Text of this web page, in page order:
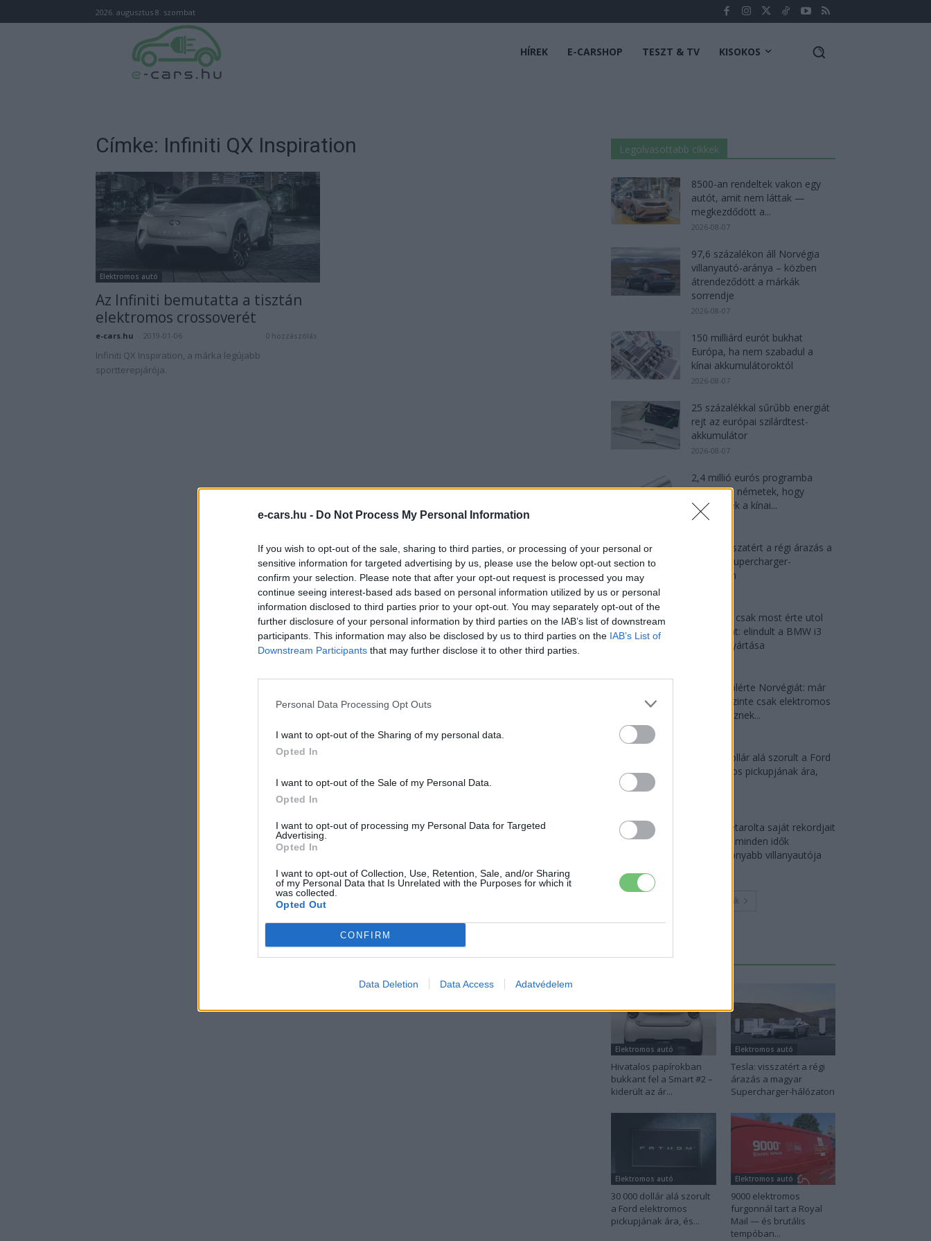
e-cars.hu - Do Not Process My Personal Information
If you wish to opt-out of the sale, sharing to third parties, or processing of your personal or
sensitive information for targeted advertising by us, please use the below opt-out section to
confirm your selection. Please note that after your opt-out request is processed you may
continue seeing interest-based ads based on personal information utilized by us or personal
information disclosed to third parties prior to your opt-out. You may separately opt-out of the
further disclosure of your personal information by third parties on the IAB’s list of downstream
participants. This information may also be disclosed by us to third parties on the IAB’s List of
Downstream Participants that may further disclose it to other third parties.
Personal Data Processing Opt Outs
I want to opt-out of the Sharing of my personal data.
Opted In
I want to opt-out of the Sale of my Personal Data.
Opted In
I want to opt-out of processing my Personal Data for Targeted
Advertising.
Opted In
I want to opt-out of Collection, Use, Retention, Sale, and/or Sharing
of my Personal Data that Is Unrelated with the Purposes for which it
was collected.
Opted Out
CONFIRM
Data Deletion Data Access Adatvédelem
2026. augusztus 8. szombat
HÍREK E-CARSHOP TESZT & TV KISOKOS
Címke: Infiniti QX Inspiration
Elektromos autó
Az Infiniti bemutatta a tisztán
elektromos crossoverét
e-cars.hu 2019-01-06 0 hozzászólás
Infiniti QX Inspiration, a márka legújabb
sportterepjárója.
Legolvasottabb cikkek
8500-an rendeltek vakon egy
autót, amit nem láttak —
megkezdődött a...
2026-08-07
97,6 százalékon áll Norvégia
villanyautó-aránya – közben
átrendeződött a márkák
sorrendje
2026-08-07
150 milliárd eurót bukhat
Európa, ha nem szabadul a
kínai akkumulátoroktól
2026-08-07
25 százalékkal sűrűbb energiát
rejt az európai szilárdtest-
akkumulátor
2026-08-07
2,4 millió eurós programba
kezdtek a németek, hogy
lekörözzék a kínai...
2026-08-07
Tesla: visszatért a régi árazás a
magyar Supercharger-
hálózaton
München csak most érte utol
Debrecent: elindult a BMW i3
sorozatgyártása
Dánia utolérte Norvégiát: már
náluk is szinte csak elektromos
autót vesznek...
30 000 dollár alá szorult a Ford
elektromos pickupjának ára,
Az Audi letarolta saját rekordjait
— készül minden idők
leghatékonyabb villanyautója
Továbbiak
Legutolsó cikkek
Elektromos autó
Hivatalos papírokban
bukkant fel a Smart #2 –
kiderült az ár...
Elektromos autó
Tesla: visszatért a régi
árazás a magyar
Supercharger-hálózaton
Elektromos autó
30 000 dollár alá szorult
a Ford elektromos
pickupjának ára, és...
Elektromos autó
9000 elektromos
furgonnál tart a Royal
Mail — és brutális
tempóban...